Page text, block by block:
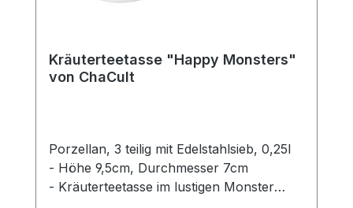
ermöglicht das unkomplizierte Aufbrühen
von Tee direkt in der Tasse. Unser Tipp:
Cult Geschenkverpackung.
Kräuterteetasse "Happy Monsters"
von ChaCult
Porzellan, 3 teilig mit Edelstahlsieb, 0,25l
- Höhe 9,5cm, Durchmesser 7cm
- Kräuterteetasse im lustigen Monster